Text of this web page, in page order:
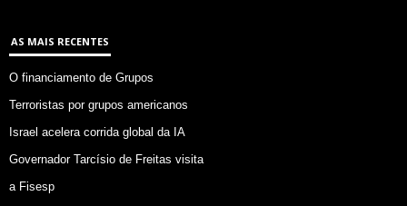
AS MAIS RECENTES
O financiamento de Grupos
Terroristas por grupos americanos
Israel acelera corrida global da IA
Governador Tarcísio de Freitas visita
a Fisesp